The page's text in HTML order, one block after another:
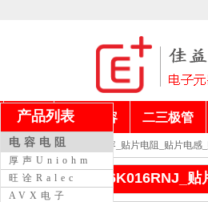
首页 电阻电容 二三极管
当前位置： 贴片电容_贴片电阻_贴片电
钽电容TAJA106K016RNJ_贴
产品列表
电容电阻
厚声Uniohm
旺诠Ralec
AVX电子